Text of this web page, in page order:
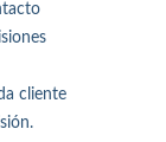
cliente